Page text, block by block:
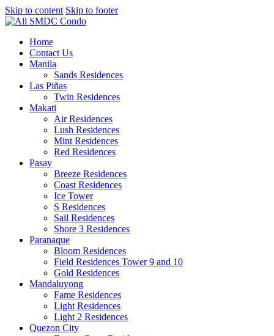
Skip to content Skip to footer
Home
Contact Us
Manila
Sands Residences
Las Piñas
Twin Residences
Makati
Air Residences
Lush Residences
Mint Residences
Red Residences
Pasay
Breeze Residences
Coast Residences
Ice Tower
S Residences
Sail Residences
Shore 3 Residences
Paranaque
Bloom Residences
Field Residences Tower 9 and 10
Gold Residences
Mandaluyong
Fame Residences
Light Residences
Light 2 Residences
Quezon City